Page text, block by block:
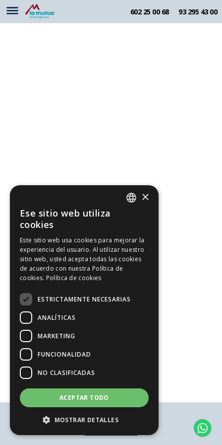
602 25 00 68 93 295 43 00
Política de privacidad
ENGLISH
×
Ese sitio web utiliza
cookies
Este sitio web usa cookies para mejorar la
experiencia del usuario. Al utilizar nuestro
sitio web, usted acepta todas las cookies
de acuerdo con nuestra Política de
cookies. Política de cookies
ESTRICTAMENTE NECESARIAS
ANALÍTICAS
MARKETING
FUNCIONALIDAD
NO CLASIFICADAS
ACEPTAR TODO
MOSTRAR DETALLES